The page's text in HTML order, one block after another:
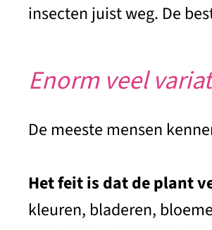
insecten juist weg. De
Enorm veel
De meeste mensen
Het feit is dat de plant
kleuren, bladeren,